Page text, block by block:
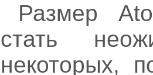
Размер
стать
некоторых,